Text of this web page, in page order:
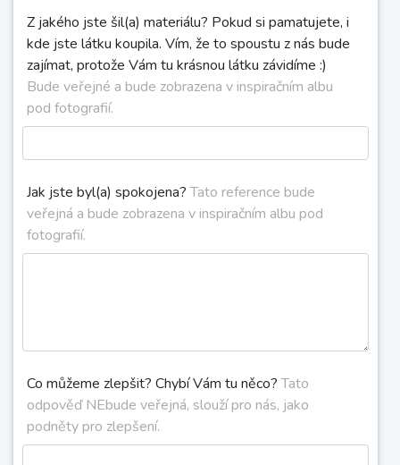
Z jakého jste šil(a) materiálu? Pokud si pamatujete, i
kde jste látku koupila. Vím, že to spoustu z nás bude
zajímat, protože Vám tu krásnou látku závidíme :)
Bude veřejné a bude zobrazena v inspiračním albu
pod fotografií.
Jak jste byl(a) spokojena?Tato reference bude
veřejná a bude zobrazena v inspiračním albu pod
fotografií.
Co můžeme zlepšit? Chybí Vám tu něco?Tato
odpověď NEbude veřejná, slouží pro nás, jako
podněty pro zlepšení.